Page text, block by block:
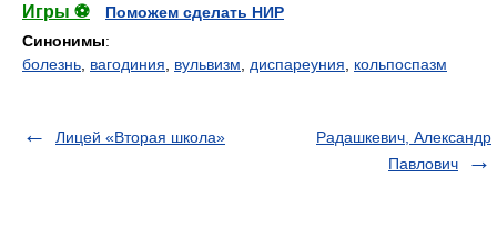
Игры ⚽
Поможем сделать НИР
Синонимы:
болезнь вагодиния вульвизм диспареуния кольпоспазм
Лицей «Вторая школа»
Радашкевич, Александр
Павлович